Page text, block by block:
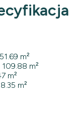
m²
m²
m²
m²